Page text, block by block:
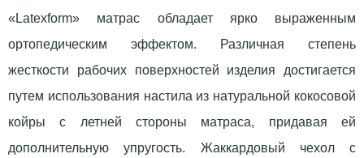
«Latexform» матрас обладает ярко выраженным
ортопедическим эффектом. Различная степень
жесткости рабочих поверхностей изделия достигается
путем использования настила из натуральной кокосовой
койры с летней стороны матраса, придавая ей
дополнительную упругость. Жаккардовый чехол с